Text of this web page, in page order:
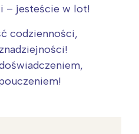
– jesteście w lot!
codzienności,